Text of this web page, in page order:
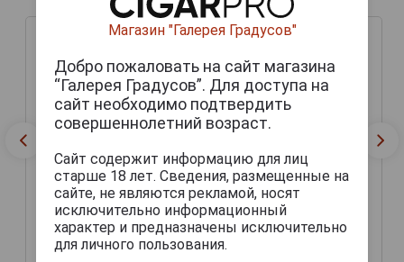
Paulaner Hefe-Weissbier
Пиво Пауланер Хефе-
Вайсбир светлое
нефильтрованное 0.5л
Paulaner Hefe-Weissbier
Пиво Пауланер Хефе-
Вайсбир светлое
Магазин "Галерея Градусов"
Добро пожаловать на сайт магазина
“Галерея Градусов”. Для доступа на
сайт необходимо подтвердить
совершеннолетний возраст.
Сайт содержит информацию для лиц
старше 18 лет. Сведения, размещенные на
сайте, не являются рекламой, носят
исключительно информационный
характер и предназначены исключительно
для личного пользования.